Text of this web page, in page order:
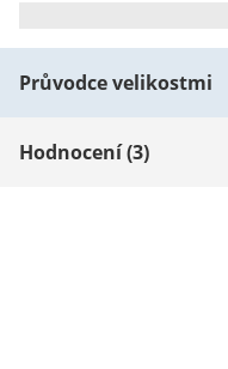
Průvodce velikostmi
Hodnocení (3)